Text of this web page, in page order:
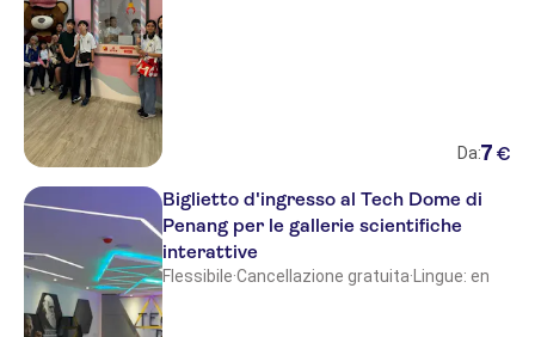
Da:7 €
Biglietto d'ingresso al Tech Dome di
Penang per le gallerie scientifiche
interattive
Flessibile·Cancellazione gratuita· Lingue: en